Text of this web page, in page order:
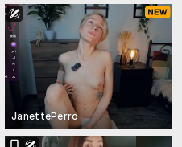
JanettePerro